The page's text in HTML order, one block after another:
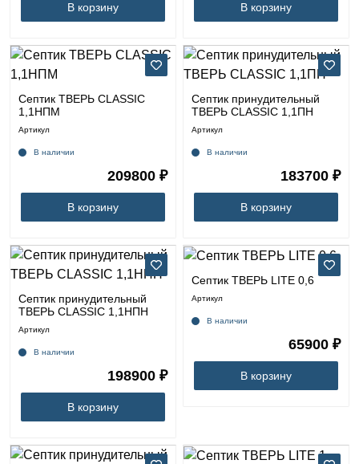
В корзину В корзину
Септик ТВЕРЬ CLASSIC
1,1НПМ
Артикул
В наличии
209800 ₽
В корзину
Септик принудительный
ТВЕРЬ CLASSIC 1,1ПН
Артикул
В наличии
183700 ₽
В корзину
Септик принудительный
ТВЕРЬ CLASSIC 1,1НПН
Артикул
В наличии
198900 ₽
В корзину
Септик ТВЕРЬ LITE 0,6
Артикул
В наличии
65900 ₽
В корзину